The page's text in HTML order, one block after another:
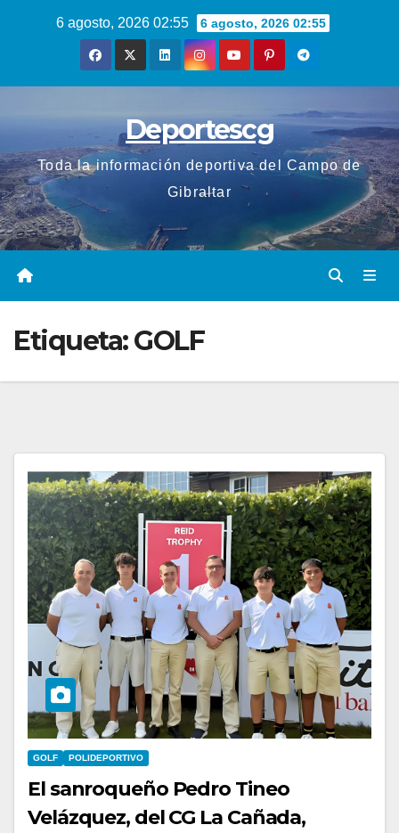
6 agosto, 2026 02:55 6 agosto, 2026 02:55
Deportescg
Toda la información deportiva del Campo de
Gibraltar
Etiqueta:GOLF
GOLF POLIDEPORTIVO
El sanroqueño Pedro Tineo
Velázquez, del CG La Cañada,